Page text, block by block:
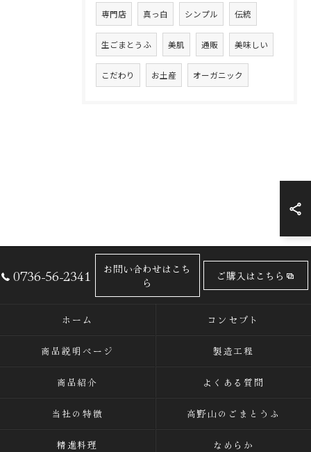
専門店 真っ白 シンプル 伝統
生ごまとうふ 美肌 通販 美味しい
こだわり お土産 オーガニック
0736-56-2341
お問い合わせはこち
ら
ご購入はこちら
ホーム コンセプト
商品説明ページ 製造工程
商品紹介 よくある質問
当社の特徴 高野山のごまとうふ
精進料理 なめらか